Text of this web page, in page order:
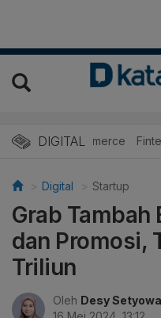
DIGITAL
E-Commerce
Digital Startup
Grab Tambah
dan Promosi,
Triliun
Oleh Desy